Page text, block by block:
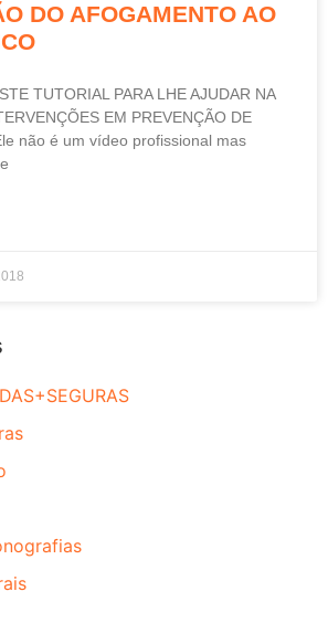
DO AFOGAMENTO AO
TUTORIAL PARA LHE AJUDAR NA
EM PREVENÇÃO DE
não é um vídeo profissional mas